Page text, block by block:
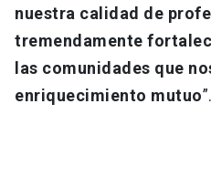
nuestra calidad de
tremendamente
las comunidades que
enriquecimiento mutuo”.